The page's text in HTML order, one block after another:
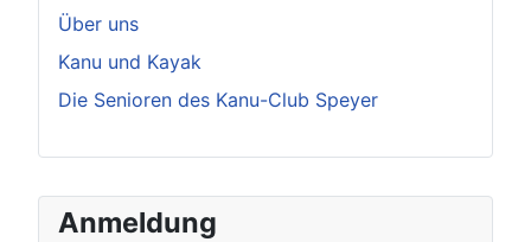
Anmeldung
Über uns
Kanu und Kayak
Die Senioren des Kanu-Club Speyer